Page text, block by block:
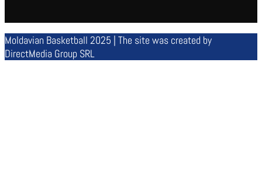
Moldavian Basketball 2025 | The site was created by
DirectMedia Group SRL